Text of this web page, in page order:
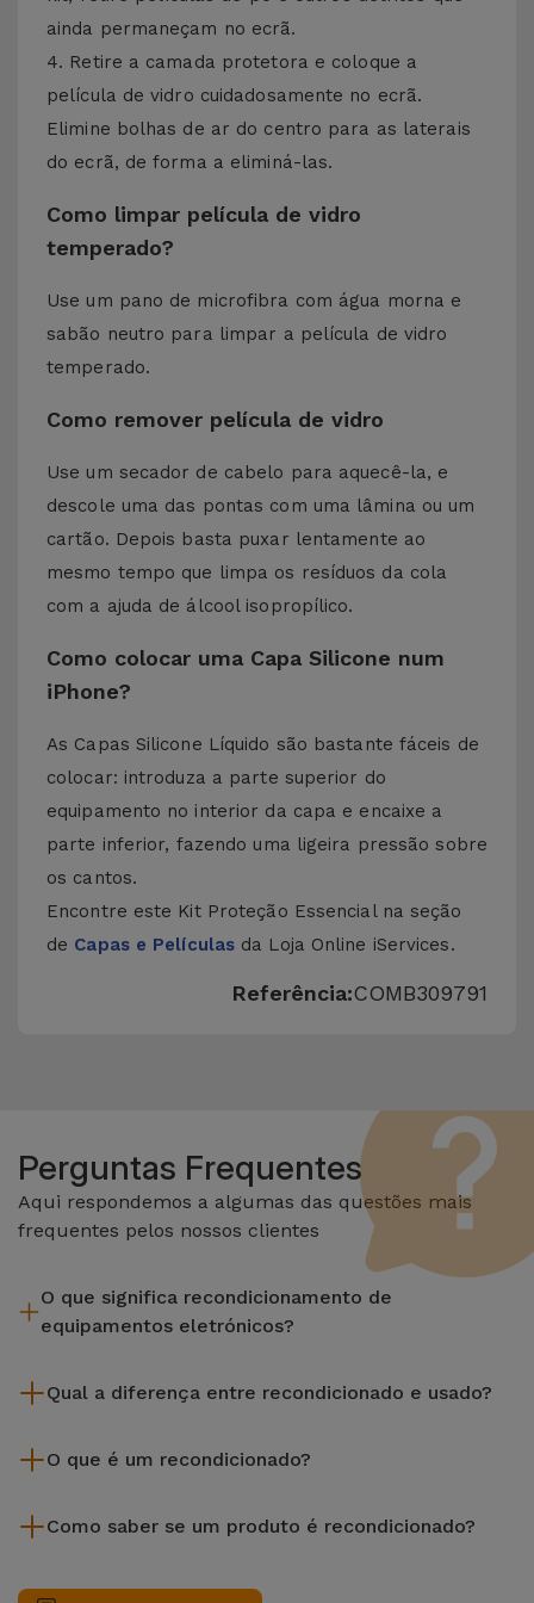
ainda permaneçam no ecrã.
4. Retire a camada protetora e coloque a
película de vidro cuidadosamente no ecrã.
Elimine bolhas de ar do centro para as laterais
do ecrã, de forma a eliminá-las.
Como limpar película de vidro
temperado?
Use um pano de microfibra com água morna e
sabão neutro para limpar a película de vidro
temperado.
Como remover película de vidro
Use um secador de cabelo para aquecê-la, e
descole uma das pontas com uma lâmina ou um
cartão. Depois basta puxar lentamente ao
mesmo tempo que limpa os resíduos da cola
com a ajuda de álcool isopropílico.
Como colocar uma Capa Silicone num
iPhone?
As Capas Silicone Líquido são bastante fáceis de
colocar: introduza a parte superior do
equipamento no interior da capa e encaixe a
parte inferior, fazendo uma ligeira pressão sobre
os cantos.
Encontre este Kit Proteção Essencial na seção
de Capas e Películas da Loja Online iServices.
Referência:COMB309791
Perguntas Frequentes
Aqui respondemos a algumas das questões mais
frequentes pelos nossos clientes
O que significa recondicionamento de
equipamentos eletrónicos?
limpeza sem esquecer a reparação de algum componente
recondicionados da Services passam por vários e rigorosos
Qual a diferença entre recondicionado e usado?
e preparados por técnicos especializados para assegurar o
usado, um equipamento recondicionado da iServices oferece
O que é um recondicionado?
que foi pouco ou nada utilizado. Pode ter sido expostos em
Como saber se um produto é recondicionado?
packaging que não é o original do fabricante, ou, no caso de